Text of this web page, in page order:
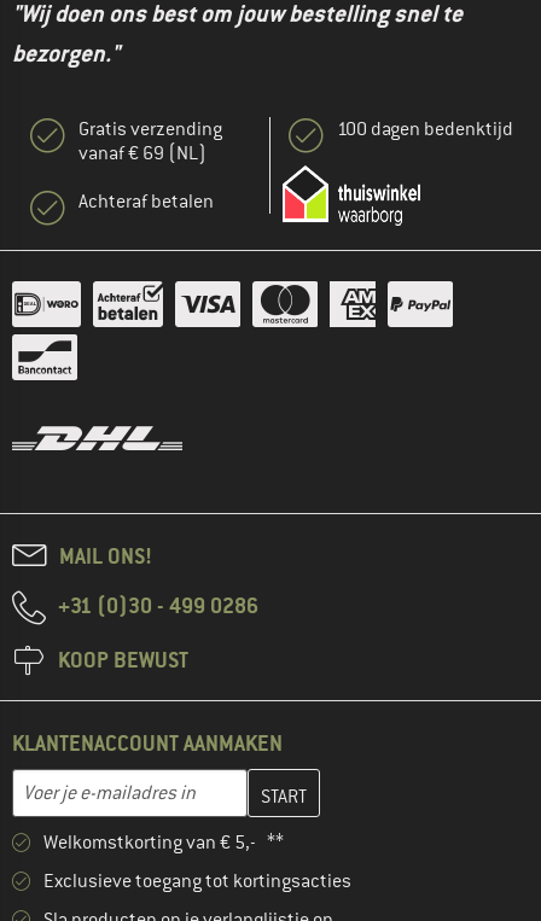
"Wij doen ons best om jouw bestelling snel te
bezorgen."
Gratis verzending
vanaf € 69 (NL)
Achteraf betalen
100 dagen bedenktijd
MAIL ONS!
+31 (0)30 - 499 0286
KOOP BEWUST
KLANTENACCOUNT AANMAKEN
E-mailadres
Vul je e-mailadres hier in en maak in de volgende stap je
Welkomstkorting van € 5,- **
Exclusieve toegang tot kortingsacties